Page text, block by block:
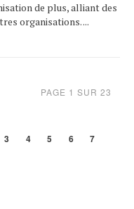
de plus, alliant des
organisations. ...
PAGE 1 SUR 23
3 4 5 6
7